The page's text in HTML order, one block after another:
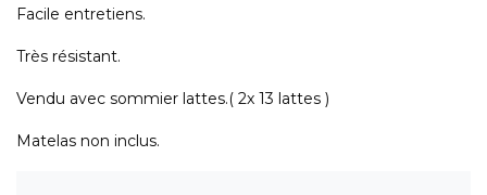
Facile entretiens.
Très résistant.
Vendu avec sommier lattes.( 2x 13 lattes )
Matelas non inclus.